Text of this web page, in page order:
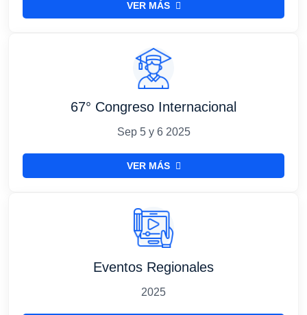
VER MÁS
67° Congreso Internacional
Sep 5 y 6 2025
VER MÁS
Eventos Regionales
2025